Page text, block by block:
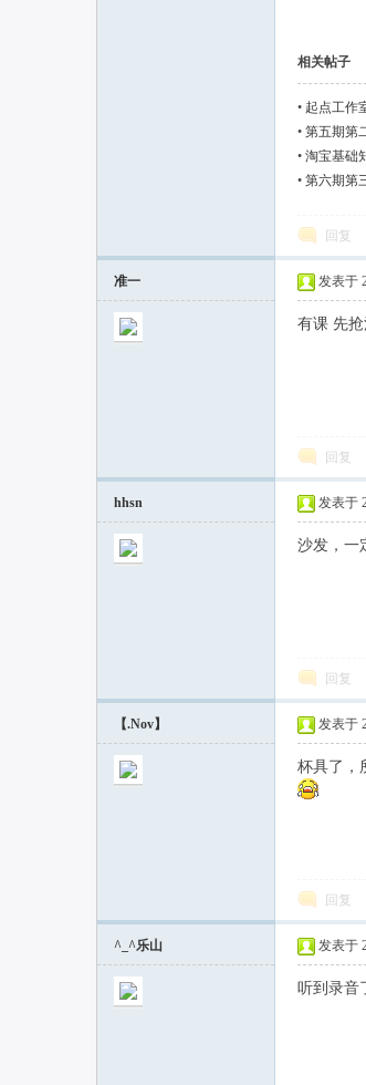
相关帖子
• 起点工作
• 第五期第
• 淘宝基础
• 第六期第
回复
准一 发表于
有课 先
回复
hhsn 发表于
沙发，一
回复
【.Nov】 发表于
杯具了，
回复
^_^乐山 发表于
听到录音